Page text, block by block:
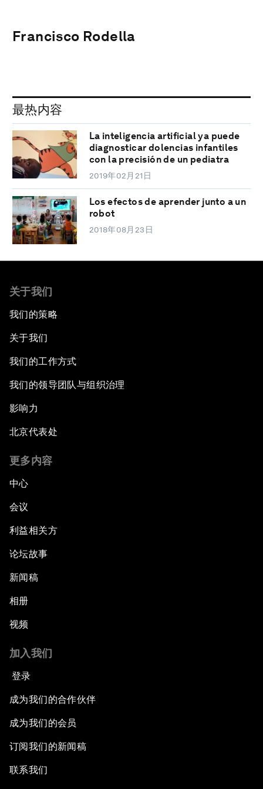
Francisco Rodella
最热内容
La inteligencia artificial ya puede
diagnosticar dolencias infantiles
con la precisión de un pediatra
2019年02月21日
Los efectos de aprender junto a un
robot
2018年08月23日
关于我们
我们的策略
关于我们
我们的工作方式
我们的领导团队与组织治理
影响力
北京代表处
更多内容
中心
会议
利益相关方
论坛故事
新闻稿
相册
视频
加入我们
登录
成为我们的合作伙伴
成为我们的会员
订阅我们的新闻稿
联系我们